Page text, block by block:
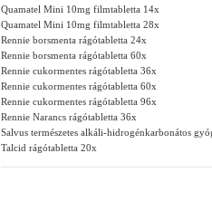
Quamatel Mini 10mg filmtabletta 14x
Quamatel Mini 10mg filmtabletta 28x
Rennie borsmenta rágótabletta 24x
Rennie borsmenta rágótabletta 60x
Rennie cukormentes rágótabletta 36x
Rennie cukormentes rágótabletta 60x
Rennie cukormentes rágótabletta 96x
Rennie Narancs rágótabletta 36x
Salvus természetes alkáli-hidrogénkarbonátos
Talcid rágótabletta 20x